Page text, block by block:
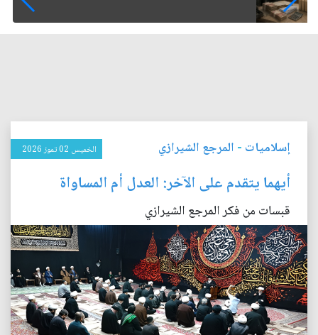
إسلاميات - المرجع الشيرازي الخميس 02 تموز 2026
أيهما يتقدم على الآخر: العدل أم المساواة
قبسات من فكر المرجع الشيرازي